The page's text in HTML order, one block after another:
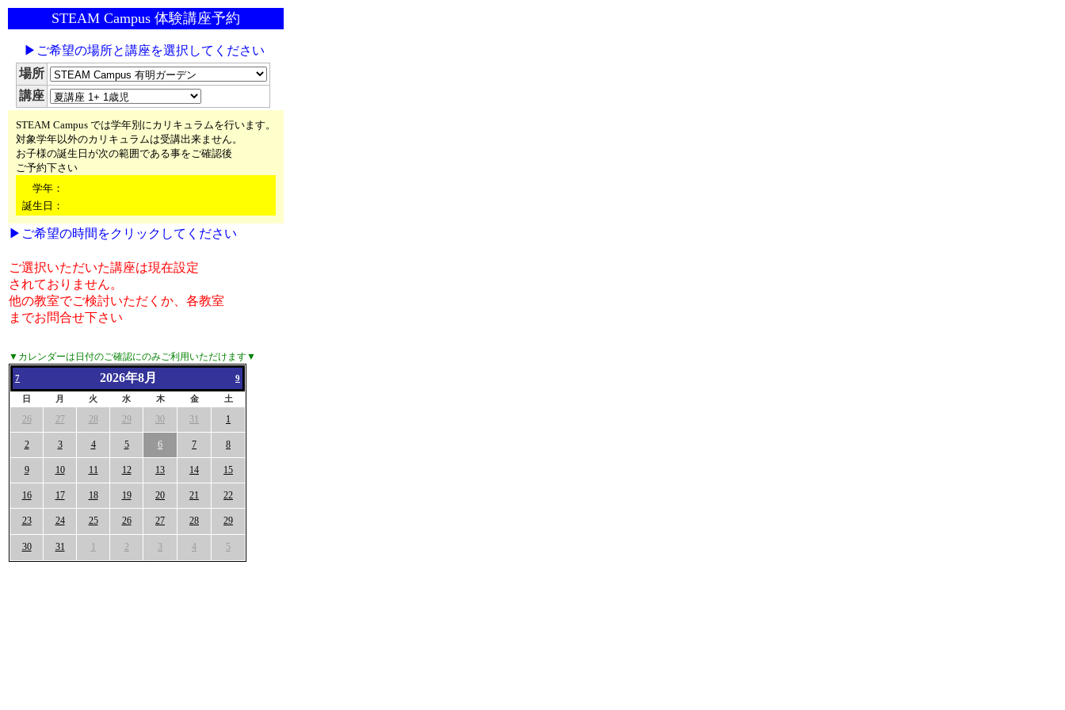
STEAM Campus 体験講座予約
▶ご希望の場所と講座を選択してください
場所
講座
STEAM Campus では学年別にカリキュラムを行います。
対象学年以外のカリキュラムは受講出来ません。
お子様の誕生日が次の範囲である事をご確認後
ご予約下さい
学年：
誕生日：
▶ご希望の時間をクリックしてください
ご選択いただいた講座は現在設定
されておりません。
他の教室でご検討いただくか、各教室
までお問合せ下さい
▼カレンダーは日付のご確認にのみご利用いただけます▼
7 2026年8月 9
日 月 火 水 木 金 土
26 27 28 29 30 31 1
2 3 4 5 6 7 8
9 10 11 12 13 14 15
16 17 18 19 20 21 22
23 24 25 26 27 28 29
30 31 1 2 3 4 5